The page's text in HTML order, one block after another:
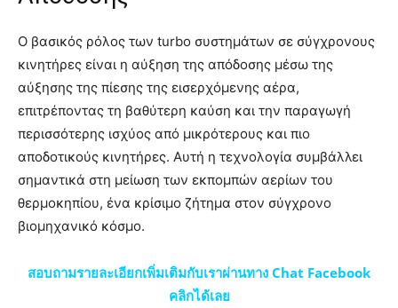
Ο βασικός ρόλος των turbo συστημάτων σε σύγχρονους
κινητήρες είναι η αύξηση της απόδοσης μέσω της
αύξησης της πίεσης της εισερχόμενης αέρα,
επιτρέποντας τη βαθύτερη καύση και την παραγωγή
περισσότερης ισχύος από μικρότερους και πιο
αποδοτικούς κινητήρες. Αυτή η τεχνολογία συμβάλλει
σημαντικά στη μείωση των εκπομπών αερίων του
θερμοκηπίου, ένα κρίσιμο ζήτημα στον σύγχρονο
βιομηχανικό κόσμο.
สอบถามรายละเอียกเพิ่มเติมกับเราผ่านทาง Chat Facebook
คลิกได้เลย